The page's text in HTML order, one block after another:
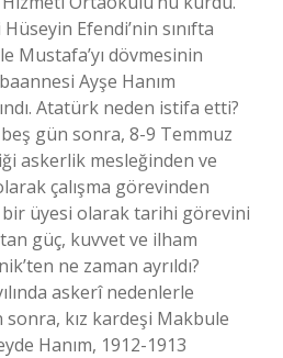
Efendi’nin sınıfta
Mustafa’yı dövmesinin
Ayşe Hanım
Atatürk neden istifa etti?
beş gün sonra, 8-9 Temmuz
askerlik mesleğinden ve
çalışma görevinden
bir üyesi olarak tarihi görevini
güç, kuvvet ve ilham
ne zaman ayrıldı?
askerî nedenlerle
sonra, kız kardeşi Makbule
Hanım, 1912-1913